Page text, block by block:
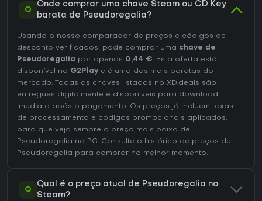
Q
Onde comprar uma chave Steam ou CD Key
barata de Pseudoregalia?
Usando o nosso comparador de preços e códigos de
desconto verificados, pode comprar uma chave de
Pseudoregalia
por apenas 0,44 €. Esta oferta está
disponível na G2Play e é uma das mais baratas do
mercado. Todas as chaves listadas no XD.deals são
entregues digitalmente e disponíveis para download
imediato após o pagamento. Os preços já incluem taxas
de processamento e códigos promocionais aplicados,
para que veja sempre o preço mais baixo de
Pseudoregalia no PC. Consulte o histórico de preços de
Pseudoregalia para comprar no melhor momento.
Q
Qual é o preço atual de Pseudoregalia no
Steam?